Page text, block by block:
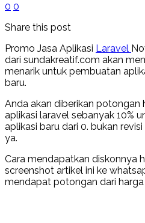
0 0
Share this post
Promo Jasa Aplikasi Laravel
dari sundakreatif.com akan
menarik untuk pembuatan
baru.
Anda akan diberikan potongan
aplikasi laravel sebanyak 10%
aplikasi baru dari 0. bukan
ya.
Cara mendapatkan diskonnya
screenshot artikel ini ke
mendapat potongan dari